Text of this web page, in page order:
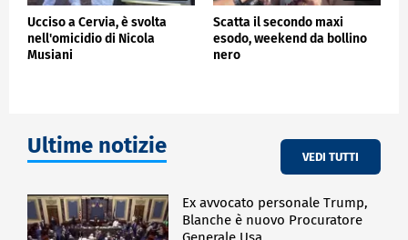
Ucciso a Cervia, è svolta
nell'omicidio di Nicola
Musiani
Scatta il secondo maxi
esodo, weekend da bollino
nero
Ultime notizie VEDI TUTTI
Ex avvocato personale Trump,
Blanche è nuovo Procuratore